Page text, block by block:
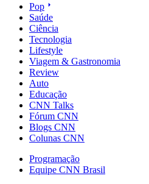
Pop
Saúde
Ciência
Tecnologia
Lifestyle
Viagem & Gastronomia
Review
Auto
Educação
CNN Talks
Fórum CNN
Blogs CNN
Colunas CNN
Programação
Equipe CNN Brasil